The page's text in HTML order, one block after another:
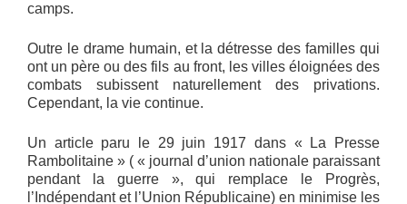
camps.
Outre le drame humain, et la détresse des familles qui
ont un père ou des fils au front, les villes éloignées des
combats subissent naturellement des privations.
Cependant, la vie continue.
Un article paru le 29 juin 1917 dans « La Presse
Rambolitaine » ( « journal d’union nationale paraissant
pendant la guerre », qui remplace le Progrès,
l’Indépendant et l’Union Républicaine) en minimise les